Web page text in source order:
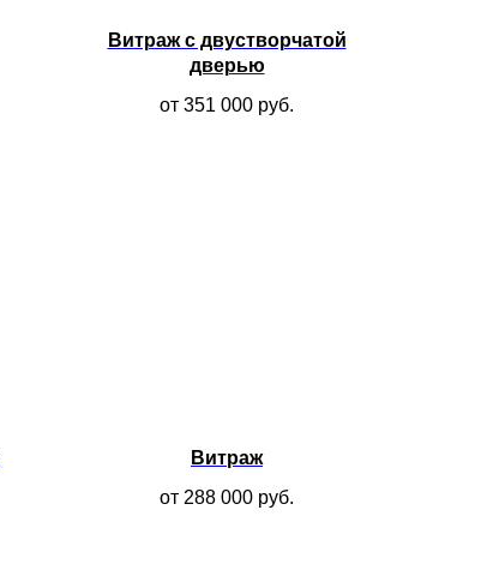
Витраж с двустворчатой
дверью
от 351 000 руб.
Витраж
от 288 000 руб.